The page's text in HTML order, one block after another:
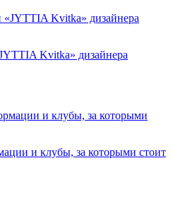
Kvitka» дизайнера
и клубы, за которыми стоит